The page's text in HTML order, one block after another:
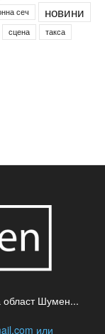
сеч новини
сцена такса
област Шумен...
или